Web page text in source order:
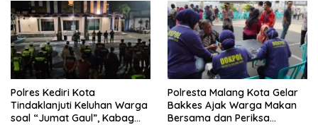
Polres Kediri Kota
Tindaklanjuti Keluhan Warga
soal “Jumat Gaul”, Kabag
Polresta Malang Kota Gelar
Bakkes Ajak Warga Makan
Bersama dan Periksa